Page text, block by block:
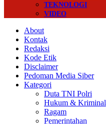
TEKNOLOGI
VIDEO
About
Kontak
Redaksi
Kode Etik
Disclaimer
Pedoman Media Siber
Kategori
Duta TNI Polri
Hukum & Kriminal
Ragam
Pemerintahan